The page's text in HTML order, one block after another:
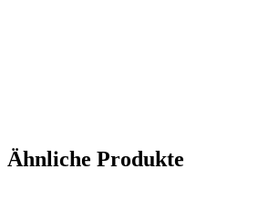
Ähnliche Produkte